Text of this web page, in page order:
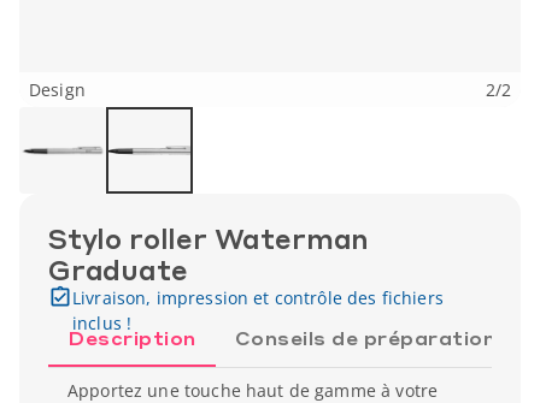
Design 2/2
Stylo roller Waterman
Graduate
Livraison, impression et contrôle des fichiers
inclus !
Description Conseils de préparation
Apportez une touche haut de gamme à votre